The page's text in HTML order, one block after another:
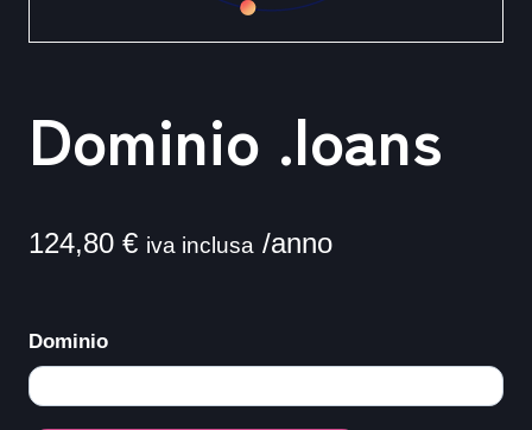
Dominio .loans
124,80 € iva inclusa /anno
Dominio